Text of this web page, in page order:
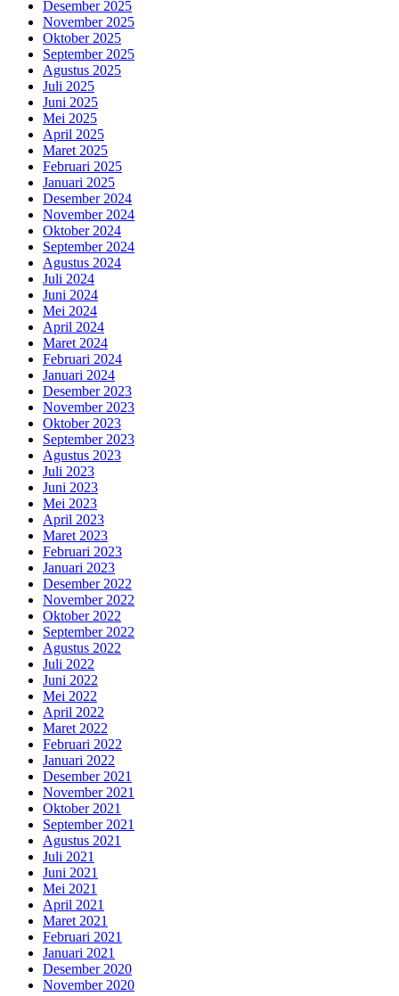
Desember 2025
November 2025
Oktober 2025
September 2025
Agustus 2025
Juli 2025
Juni 2025
Mei 2025
April 2025
Maret 2025
Februari 2025
Januari 2025
Desember 2024
November 2024
Oktober 2024
September 2024
Agustus 2024
Juli 2024
Juni 2024
Mei 2024
April 2024
Maret 2024
Februari 2024
Januari 2024
Desember 2023
November 2023
Oktober 2023
September 2023
Agustus 2023
Juli 2023
Juni 2023
Mei 2023
April 2023
Maret 2023
Februari 2023
Januari 2023
Desember 2022
November 2022
Oktober 2022
September 2022
Agustus 2022
Juli 2022
Juni 2022
Mei 2022
April 2022
Maret 2022
Februari 2022
Januari 2022
Desember 2021
November 2021
Oktober 2021
September 2021
Agustus 2021
Juli 2021
Juni 2021
Mei 2021
April 2021
Maret 2021
Februari 2021
Januari 2021
Desember 2020
November 2020